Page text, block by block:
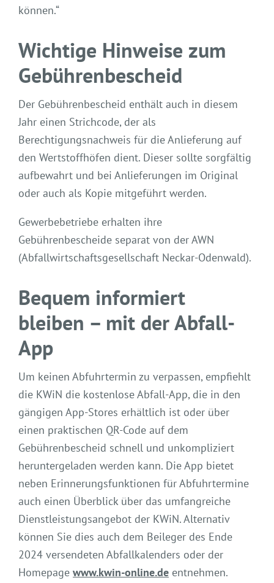
können.“
Wichtige Hinweise zum
Gebührenbescheid
Der Gebührenbescheid enthält auch in diesem
Jahr einen Strichcode, der als
Berechtigungsnachweis für die Anlieferung auf
den Wertstoffhöfen dient. Dieser sollte sorgfältig
aufbewahrt und bei Anlieferungen im Original
oder auch als Kopie mitgeführt werden.
Gewerbebetriebe erhalten ihre
Gebührenbescheide separat von der AWN
(Abfallwirtschaftsgesellschaft Neckar-Odenwald).
Bequem informiert
bleiben – mit der Abfall-
App
Um keinen Abfuhrtermin zu verpassen, empfiehlt
die KWiN die kostenlose Abfall-App, die in den
gängigen App-Stores erhältlich ist oder über
einen praktischen QR-Code auf dem
Gebührenbescheid schnell und unkompliziert
heruntergeladen werden kann. Die App bietet
neben Erinnerungsfunktionen für Abfuhrtermine
auch einen Überblick über das umfangreiche
Dienstleistungsangebot der KWiN. Alternativ
können Sie dies auch dem Beileger des Ende
2024 versendeten Abfallkalenders oder der
Homepage www.kwin-online.de entnehmen.